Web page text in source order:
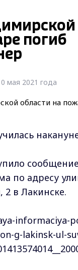
погиб
мая 2021 года
по адресу
2 в Лакинске.